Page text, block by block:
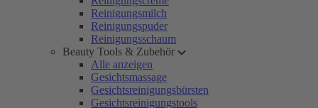
Reinigungsmilch
Reinigungspuder
Reinigungsschaum
Beauty Tools & Zubehör
Alle anzeigen
Gesichtsmassage
Gesichtsreinigungsbürsten
Gesichtsreinigungstools